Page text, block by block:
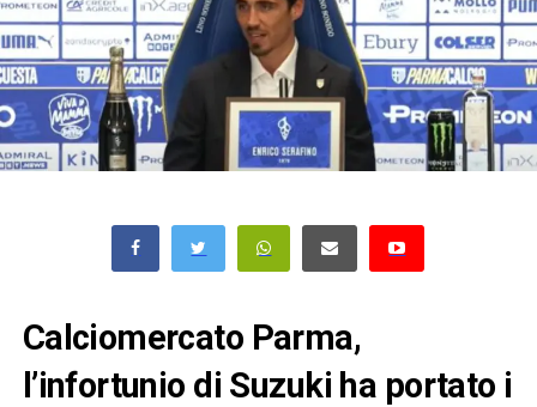
Calciomercato Parma,
l’infortunio di Suzuki ha portato i